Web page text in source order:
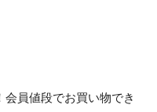
会員値段でお買い物でき